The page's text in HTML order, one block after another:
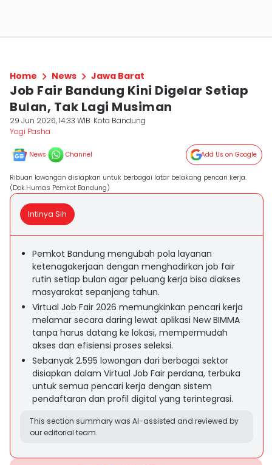
Home News Jawa Barat
Job Fair Bandung Kini Digelar Setiap
Bulan, Tak Lagi Musiman
29 Jun 2026, 14:33 WIB Kota Bandung
Yogi Pasha
News Channel Add Us on Google
Ribuan lowongan disiapkan untuk berbagai latar belakang pencari kerja.
(Dok.Humas Pemkot Bandung)
Intinya Sih
Pemkot Bandung mengubah pola layanan
ketenagakerjaan dengan menghadirkan job fair
rutin setiap bulan agar peluang kerja bisa diakses
masyarakat sepanjang tahun.
Virtual Job Fair 2026 memungkinkan pencari kerja
melamar secara daring lewat aplikasi New BIMMA
tanpa harus datang ke lokasi, mempermudah
akses dan efisiensi proses seleksi.
Sebanyak 2.595 lowongan dari berbagai sektor
disiapkan dalam Virtual Job Fair perdana, terbuka
untuk semua pencari kerja dengan sistem
pendaftaran dan profil digital yang terintegrasi.
This section summary was AI-assisted and reviewed by
our editorial team.